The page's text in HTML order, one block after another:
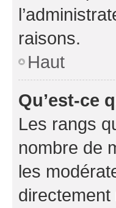
raisons.
Haut
Qu’est-ce
Les rangs
nombre de
les
directement